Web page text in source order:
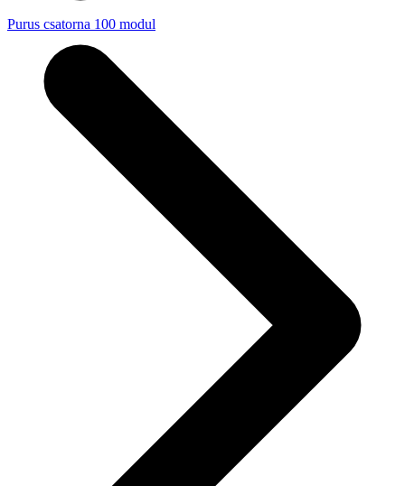
Purus csatorna 100 modul